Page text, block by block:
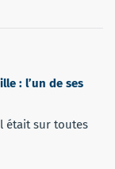
: l’un de ses
était sur toutes